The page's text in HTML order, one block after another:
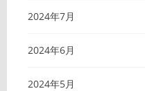
2024年7月
2024年6月
2024年5月